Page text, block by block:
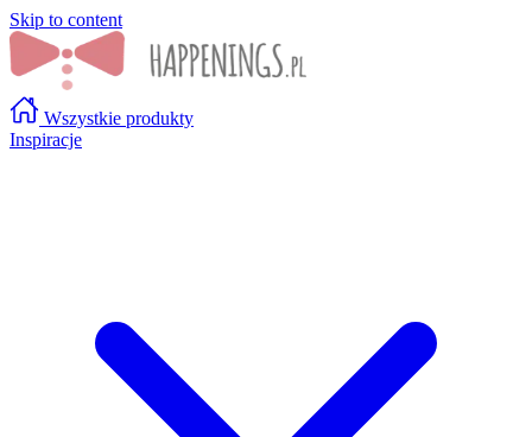
Skip to content
Wszystkie produkty
Inspiracje